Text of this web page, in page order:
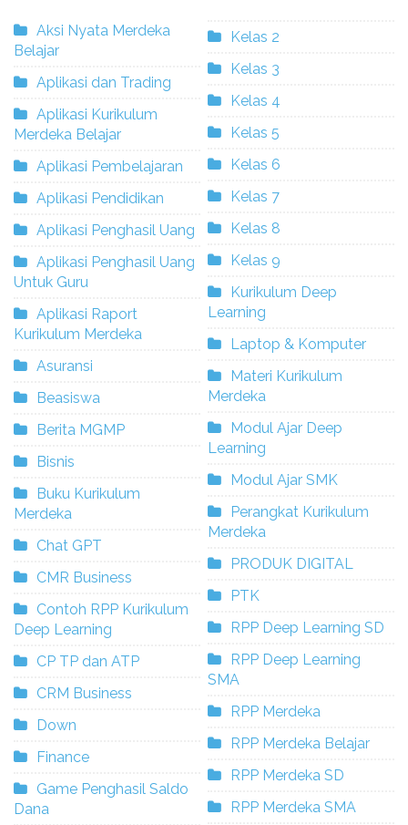
Aksi Nyata Merdeka
Belajar
Aplikasi dan Trading
Aplikasi Kurikulum
Merdeka Belajar
Aplikasi Pembelajaran
Aplikasi Pendidikan
Aplikasi Penghasil Uang
Aplikasi Penghasil Uang
Untuk Guru
Aplikasi Raport
Kurikulum Merdeka
Asuransi
Beasiswa
Berita MGMP
Bisnis
Buku Kurikulum
Merdeka
Chat GPT
CMR Business
Contoh RPP Kurikulum
Deep Learning
CP TP dan ATP
CRM Business
Down
Finance
Game Penghasil Saldo
Dana
Kelas 2
Kelas 3
Kelas 4
Kelas 5
Kelas 6
Kelas 7
Kelas 8
Kelas 9
Kurikulum Deep
Learning
Laptop & Komputer
Materi Kurikulum
Merdeka
Modul Ajar Deep
Learning
Modul Ajar SMK
Perangkat Kurikulum
Merdeka
PRODUK DIGITAL
PTK
RPP Deep Learning SD
RPP Deep Learning
SMA
RPP Merdeka
RPP Merdeka Belajar
RPP Merdeka SD
RPP Merdeka SMA